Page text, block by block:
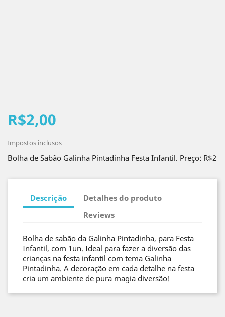
R$2,00
Impostos inclusos
Bolha de Sabão Galinha Pintadinha Festa Infantil. Preço: R$2
Descrição
Detalhes do produto
Reviews
Bolha de sabão da Galinha Pintadinha, para Festa
Infantil, com 1un. Ideal para fazer a diversão das
crianças na festa infantil com tema Galinha
Pintadinha. A decoração em cada detalhe na festa
cria um ambiente de pura magia diversão!